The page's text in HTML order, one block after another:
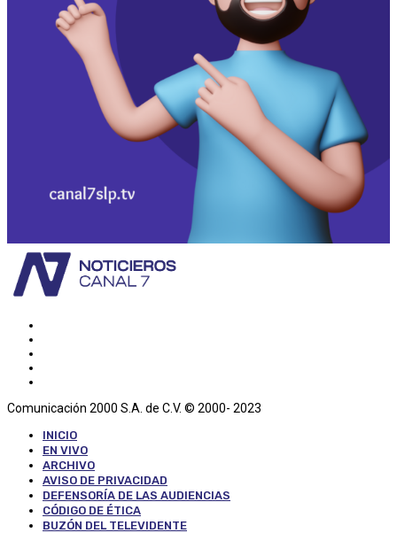
Comunicación 2000 S.A. de C.V. © 2000- 2023
INICIO
EN VIVO
ARCHIVO
AVISO DE PRIVACIDAD
DEFENSORÍA DE LAS AUDIENCIAS
CÓDIGO DE ÉTICA
BUZÓN DEL TELEVIDENTE